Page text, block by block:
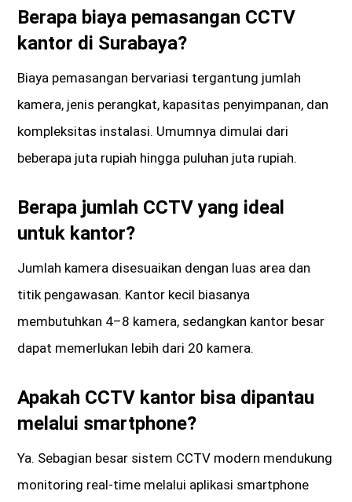
Berapa biaya pemasangan CCTV
kantor di Surabaya?
Biaya pemasangan bervariasi tergantung jumlah
kamera, jenis perangkat, kapasitas penyimpanan, dan
kompleksitas instalasi. Umumnya dimulai dari
beberapa juta rupiah hingga puluhan juta rupiah.
Berapa jumlah CCTV yang ideal
untuk kantor?
Jumlah kamera disesuaikan dengan luas area dan
titik pengawasan. Kantor kecil biasanya
membutuhkan 4–8 kamera, sedangkan kantor besar
dapat memerlukan lebih dari 20 kamera.
Apakah CCTV kantor bisa dipantau
melalui smartphone?
Ya. Sebagian besar sistem CCTV modern mendukung
monitoring real-time melalui aplikasi smartphone